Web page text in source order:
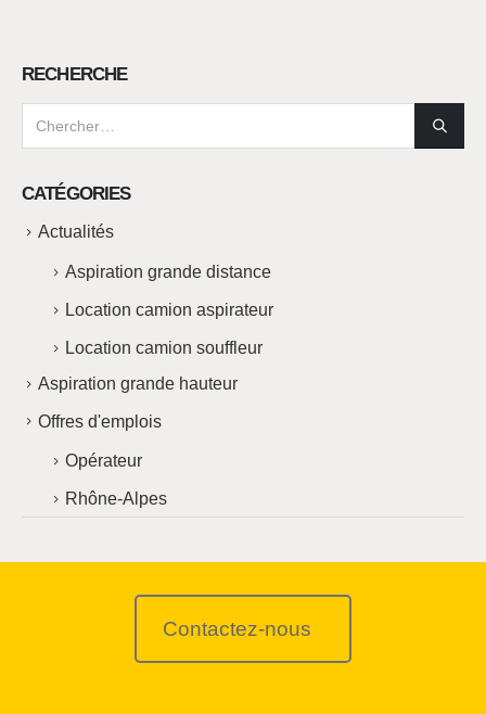
RECHERCHE
CATÉGORIES
Actualités
Aspiration grande distance
Location camion aspirateur
Location camion souffleur
Aspiration grande hauteur
Offres d'emplois
Opérateur
Rhône-Alpes
Contactez-nous